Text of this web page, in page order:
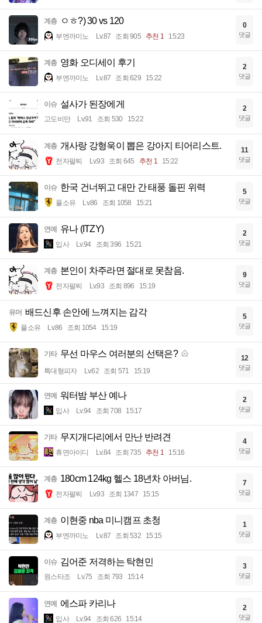
계층 ㅇㅎ?) 30 vs 120
부엔까미노 Lv.87 조회 905 추천 1 15:23
0
댓글
계층 영화 오디세이 후기
부엔까미노 Lv.87 조회 629 15:22
2
댓글
이슈 설사가 된장에게
고도비만 Lv.91 조회 530 15:22
2
댓글
계층 개사랑 강형욱이 뽑은 강아지 티어리스트.
전자팔찌 Lv.93 조회 645 추천 1 15:22
11
댓글
이슈 한국 건너뛰고 대만 간 태풍 돌핀 위력
풀소유 Lv.86 조회 1058 15:21
5
댓글
연예 유나 (ITZY)
입사 Lv.94 조회 396 15:21
2
댓글
계층 본인이 차주라면 절대로 못참음.
전자팔찌 Lv.93 조회 896 15:19
9
댓글
유머 배드신후 손안에 느껴지는 감각
풀소유 Lv.86 조회 1054 15:19
5
댓글
기타 무선 마우스 여러분의 선택은?
특대형피자 Lv.62 조회 571 15:19
12
댓글
연예 워터밤 부산 예나
입사 Lv.94 조회 708 15:17
2
댓글
기타 무지개다리에서 만난 반려견
휴면아이디 Lv.84 조회 735 추천 1 15:16
4
댓글
계층 180cm 124kg 헬스 18년차 아버님.
전자팔찌 Lv.93 조회 1347 15:15
7
댓글
계층 이현중 nba 미니캠프 초청
부엔까미노 Lv.87 조회 532 15:15
1
댓글
이슈 김어준 저격하는 탁현민
원스타조 Lv.75 조회 793 15:14
3
댓글
연예 에스파 카리나
입사 Lv.94 조회 626 15:14
2
댓글